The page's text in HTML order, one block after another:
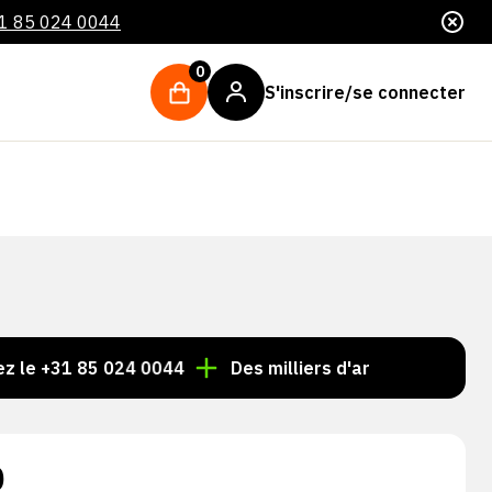
85 024 0044
0
S'inscrire/se connecter
85 024 0044 Des milliers d'articles toujours en